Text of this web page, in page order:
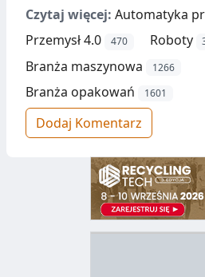
Czytaj więcej: Automatyka
Przemysł 4.0 470 Roboty
Branża maszynowa 1266
Branża opakowań 1601
Dodaj Komentarz